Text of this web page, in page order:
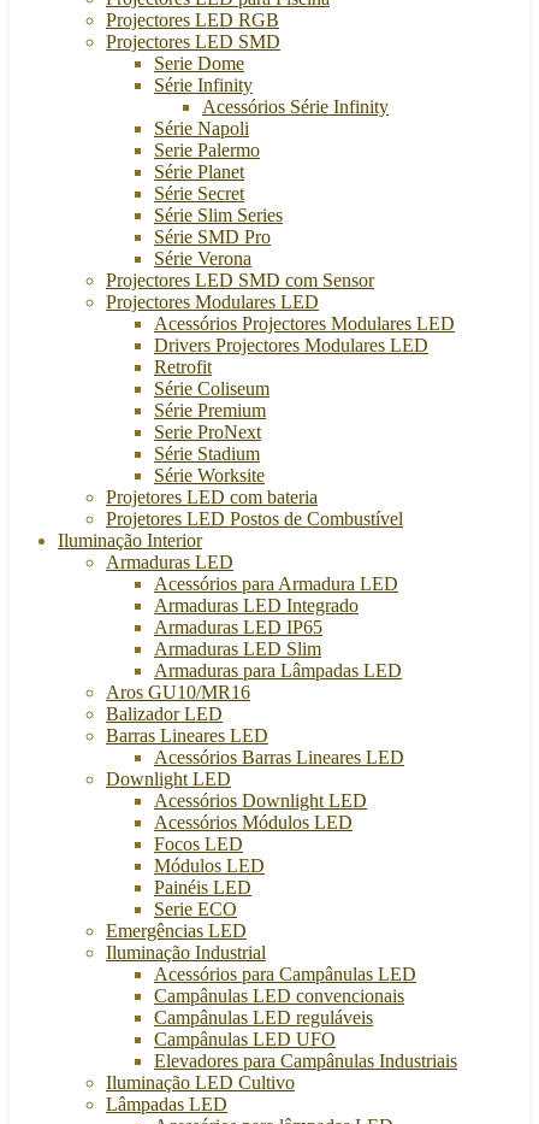
Projectores LED RGB
Projectores LED SMD
Serie Dome
Série Infinity
Acessórios Série Infinity
Série Napoli
Serie Palermo
Série Planet
Série Secret
Série Slim Series
Série SMD Pro
Série Verona
Projectores LED SMD com Sensor
Projectores Modulares LED
Acessórios Projectores Modulares LED
Drivers Projectores Modulares LED
Retrofit
Série Coliseum
Série Premium
Serie ProNext
Série Stadium
Série Worksite
Projetores LED com bateria
Projetores LED Postos de Combustível
Iluminação Interior
Armaduras LED
Acessórios para Armadura LED
Armaduras LED Integrado
Armaduras LED IP65
Armaduras LED Slim
Armaduras para Lâmpadas LED
Aros GU10/MR16
Balizador LED
Barras Lineares LED
Acessórios Barras Lineares LED
Downlight LED
Acessórios Downlight LED
Acessórios Módulos LED
Focos LED
Módulos LED
Painéis LED
Serie ECO
Emergências LED
Iluminação Industrial
Acessórios para Campânulas LED
Campânulas LED convencionais
Campânulas LED reguláveis
Campânulas LED UFO
Elevadores para Campânulas Industriais
Iluminação LED Cultivo
Lâmpadas LED